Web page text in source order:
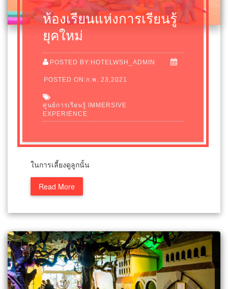
ห้องเรียนแห่งการเรียนรู้
ยุคใหม่
POSTED BY:HOTELWSH_ADMIN
POSTED ON:ก.พ. 23,2021
ศูนย์การเรียนรู้ IMMERSIVE
EXPERIENCE
ในการเลี้ยงดูลูกนั้น
Read More